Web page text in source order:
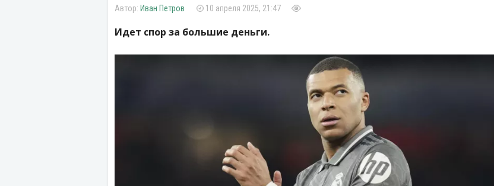
Иван Петров 10 апреля 2025, 21:47
Идет спор за большие деньги.